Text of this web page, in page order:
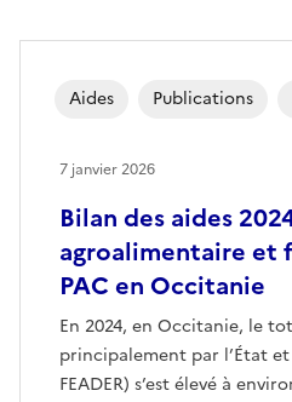
Bilan des aides
agroalimentaire et
PAC en Occitanie
En 2024, en Occitanie, le
principalement par l’État et
FEADER) s’est élevé à
Aides Publications
7 janvier 2026